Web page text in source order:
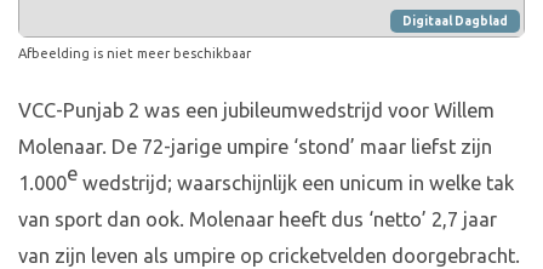
Digitaal Dagblad
Afbeelding is niet meer beschikbaar
VCC-Punjab 2 was een jubileumwedstrijd voor Willem
Molenaar. De 72-jarige umpire ‘stond’ maar liefst zijn
1.000e wedstrijd; waarschijnlijk een unicum in welke tak
van sport dan ook. Molenaar heeft dus ‘netto’ 2,7 jaar
van zijn leven als umpire op cricketvelden doorgebracht.